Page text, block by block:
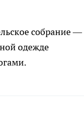
собрание —
одежде